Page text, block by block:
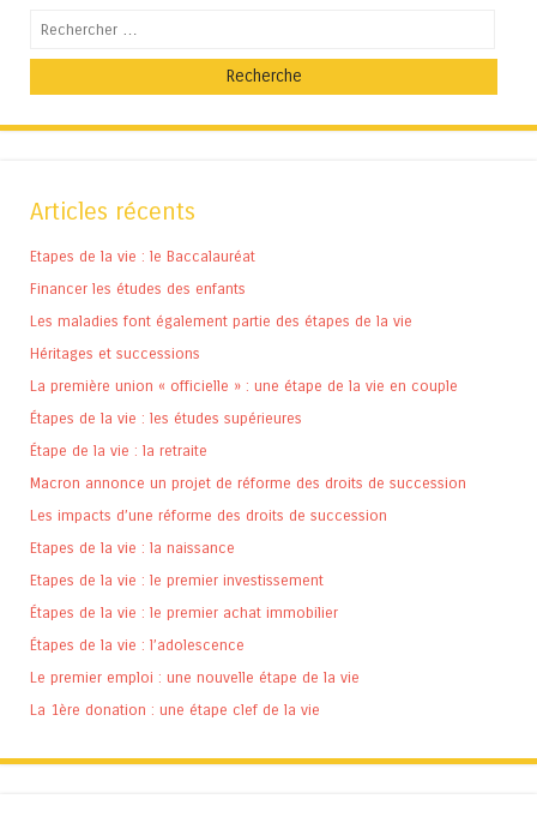
Recherche
Articles récents
Etapes de la vie : le Baccalauréat
Financer les études des enfants
Les maladies font également partie des étapes de la vie
Héritages et successions
La première union « officielle » : une étape de la vie en couple
Étapes de la vie : les études supérieures
Étape de la vie : la retraite
Macron annonce un projet de réforme des droits de succession
Les impacts d’une réforme des droits de succession
Etapes de la vie : la naissance
Etapes de la vie : le premier investissement
Étapes de la vie : le premier achat immobilier
Étapes de la vie : l’adolescence
Le premier emploi : une nouvelle étape de la vie
La 1ère donation : une étape clef de la vie